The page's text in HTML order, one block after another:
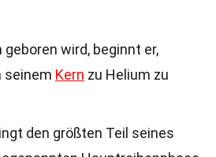
geboren wird, beginnt er,
seinem Kern zu Helium zu
den größten Teil seines